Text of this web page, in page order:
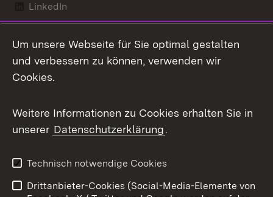
LinkedIn
X / Twitter
Youtube
Kontakt
Datenschutz
Barrierefreiheit
Impressum
Cookies
Um unsere Webseite für Sie optimal gestalten
und verbessern zu können, verwenden wir
Cookies.
Weitere Informationen zu Cookies erhalten Sie in
unserer Datenschutzerklärung.
Technisch notwendige Cookies
Drittanbieter-Cookies (Social-Media-Elemente von